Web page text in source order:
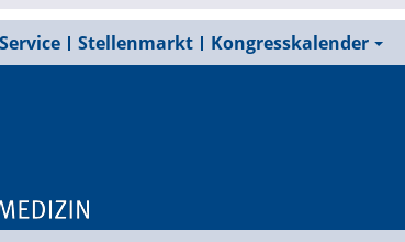
Stellenmarkt Kongresskalender